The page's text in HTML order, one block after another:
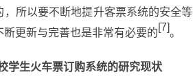
，所以要不断地提升客票系统的安全
断更新与完善也是非常有必要的[7]。
学生火车票订购系统的研究现状